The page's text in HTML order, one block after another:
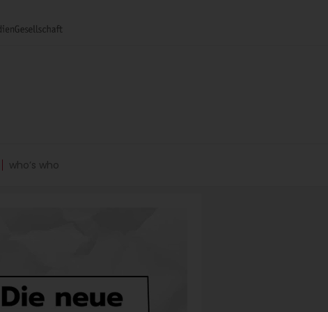
who’s who